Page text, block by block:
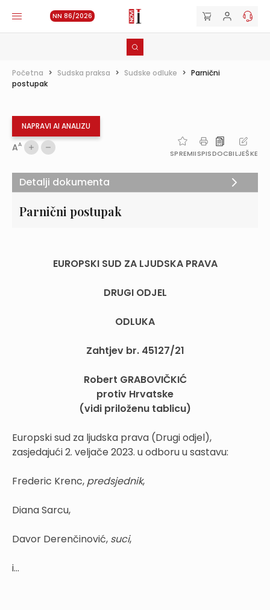
NN 86/2026
Početna > Sudska praksa > Sudske odluke > Parnični
postupak
NAPRAVI AI ANALIZU
AA
SPREMIISPISDOCBILJEŠKE
Parnični postupak
EUROPSKI SUD ZA LJUDSKA PRAVA
DRUGI ODJEL
ODLUKA
Zahtjev br. 45127/21
Robert GRABOVIČKIĆ
protiv Hrvatske
(vidi priloženu tablicu)
Europski sud za ljudska prava (Drugi odjel),
zasjedajući 2. veljače 2023. u odboru u sastavu:
Frederic Krenc, predsjednik,
Diana Sarcu,
Davor Derenčinović, suci,
i...
Detalji dokumenta